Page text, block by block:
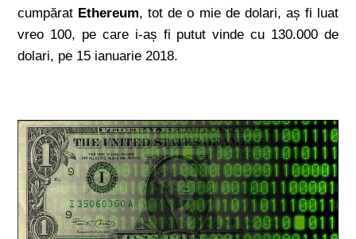
cumpărat Ethereum, tot de o mie de dolari, aș fi luat
vreo 100, pe care i-aș fi putut vinde cu 130.000 de
dolari, pe 15 ianuarie 2018.